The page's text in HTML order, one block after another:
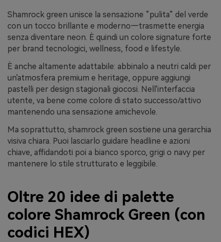
Shamrock green unisce la sensazione “pulita” del verde
con un tocco brillante e moderno—trasmette energia
senza diventare neon. È quindi un colore signature forte
per brand tecnologici, wellness, food e lifestyle.
È anche altamente adattabile: abbinalo a neutri caldi per
un'atmosfera premium e heritage, oppure aggiungi
pastelli per design stagionali giocosi. Nell'interfaccia
utente, va bene come colore di stato successo/attivo
mantenendo una sensazione amichevole.
Ma soprattutto, shamrock green sostiene una gerarchia
visiva chiara. Puoi lasciarlo guidare headline e azioni
chiave, affidandoti poi a bianco sporco, grigi o navy per
mantenere lo stile strutturato e leggibile.
Oltre 20 idee di palette
colore Shamrock Green (con
codici HEX)